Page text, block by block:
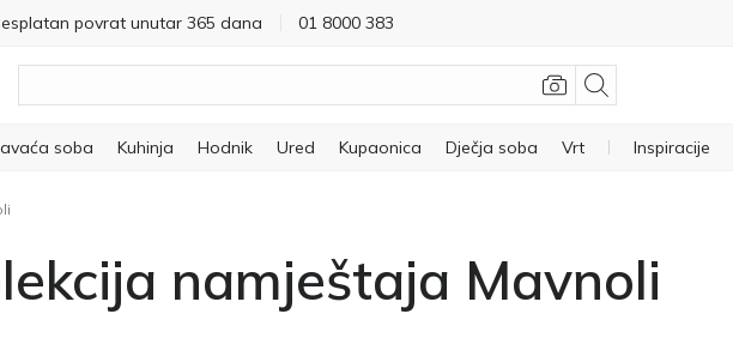
povrat unutar 365 dana 01 8000 383
soba Kuhinja Hodnik Ured Kupaonica Dječja soba Vrt Inspiracije
namještaja Mavnoli